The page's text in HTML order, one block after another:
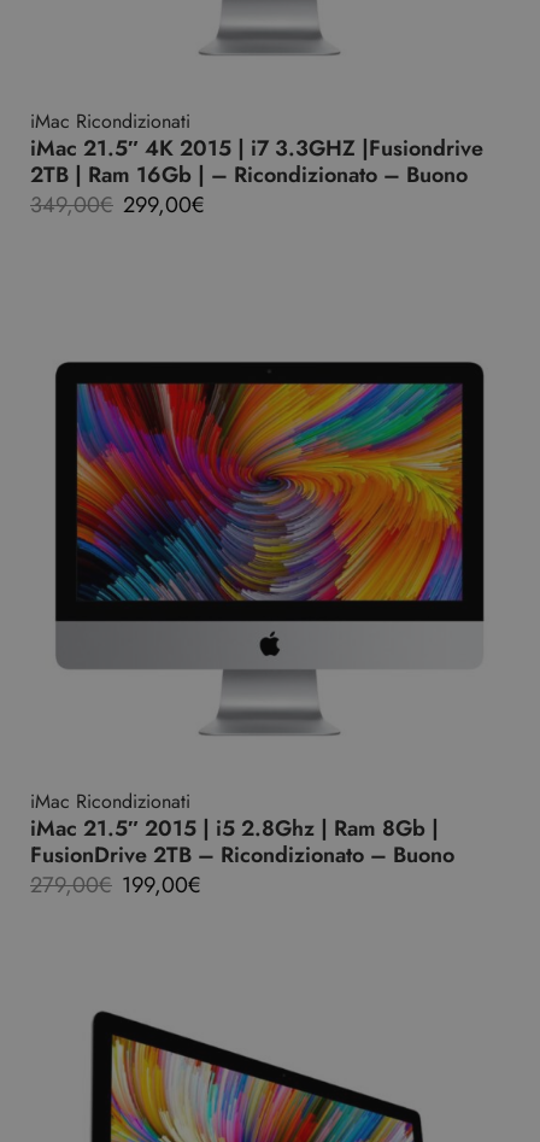
iMac Ricondizionati
iMac 21.5″ 4K 2015 | i7 3.3GHZ |Fusiondrive
2TB | Ram 16Gb | – Ricondizionato – Buono
349,00€ 299,00€
iMac Ricondizionati
iMac 21.5″ 2015 | i5 2.8Ghz | Ram 8Gb |
FusionDrive 2TB – Ricondizionato – Buono
279,00€ 199,00€